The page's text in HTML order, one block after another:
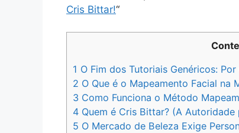
Cris Bittar!“
1 O Fim dos Tutoriais Genéricos:
2 O Que é o Mapeamento Facial na
3 Como Funciona o Método
4 Quem é Cris Bittar? (A
5 O Mercado de Beleza Exige